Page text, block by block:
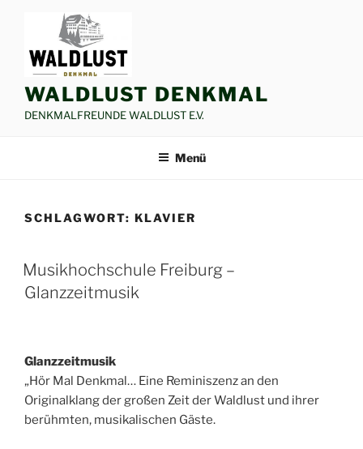
springen
WALDLUST DENKMAL
DENKMALFREUNDE WALDLUST E.V.
Menü
SCHLAGWORT: KLAVIER
Musikhochschule Freiburg –
Glanzzeitmusik
Glanzzeitmusik
„Hör Mal Denkmal… Eine Reminiszenz an den
Originalklang der großen Zeit der Waldlust und ihrer
berühmten, musikalischen Gäste.